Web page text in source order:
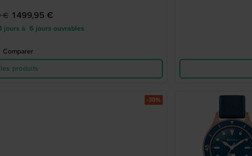
€ 1 499,95 €
jours à 6 jours ouvrables
Comparer
produits
-30%